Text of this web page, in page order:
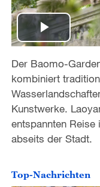
P
l
a
y
V
i
Der Baomo-
kombiniert
Kunstwerke.
entspannten Reise
abseits der Stadt.
Top-Nachrichten